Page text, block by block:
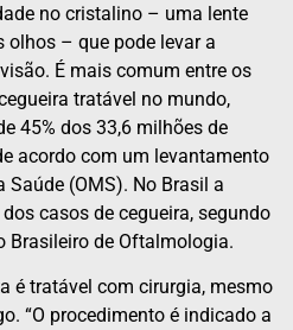
no cristalino – uma lente
olhos – que pode levar a
É mais comum entre os
tratável no mundo,
45% dos 33,6 milhões de
acordo com um levantamento
(OMS). No Brasil a
casos de cegueira, segundo
Brasileiro de Oftalmologia.
é tratável com cirurgia, mesmo
“O procedimento é indicado a